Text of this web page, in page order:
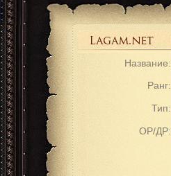
Название:
Ранг:
Тип:
ОР/ДР: